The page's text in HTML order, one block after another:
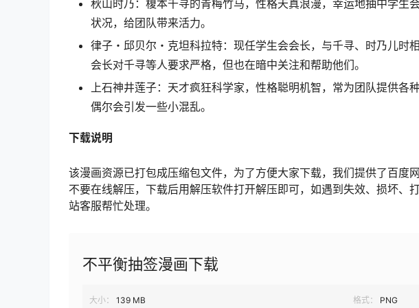
秋山时乃：榎本千寻的青梅竹马，性格天真浪漫，幸运地抽中学生
状况，给团队带来活力。
律子・邱贝尔・克坦科拉特：现任学生会会长，与千寻、时乃儿时
会长对千寻等人要求严格，但也在暗中关注和帮助他们。
上石神井莲子：天才疯狂科学家，性格聪明机智，常为团队提供各
偶尔会引发一些小混乱。
下载说明
该漫画资源已打包成压缩包文件，为了方便大家下载，我们提供了百度
不要在线解压，下载后用解压软件打开解压即可，如遇到失效、损坏、
站客服帮忙处理。
不平衡抽签漫画下载
大小： 139 MB 格式： PNG